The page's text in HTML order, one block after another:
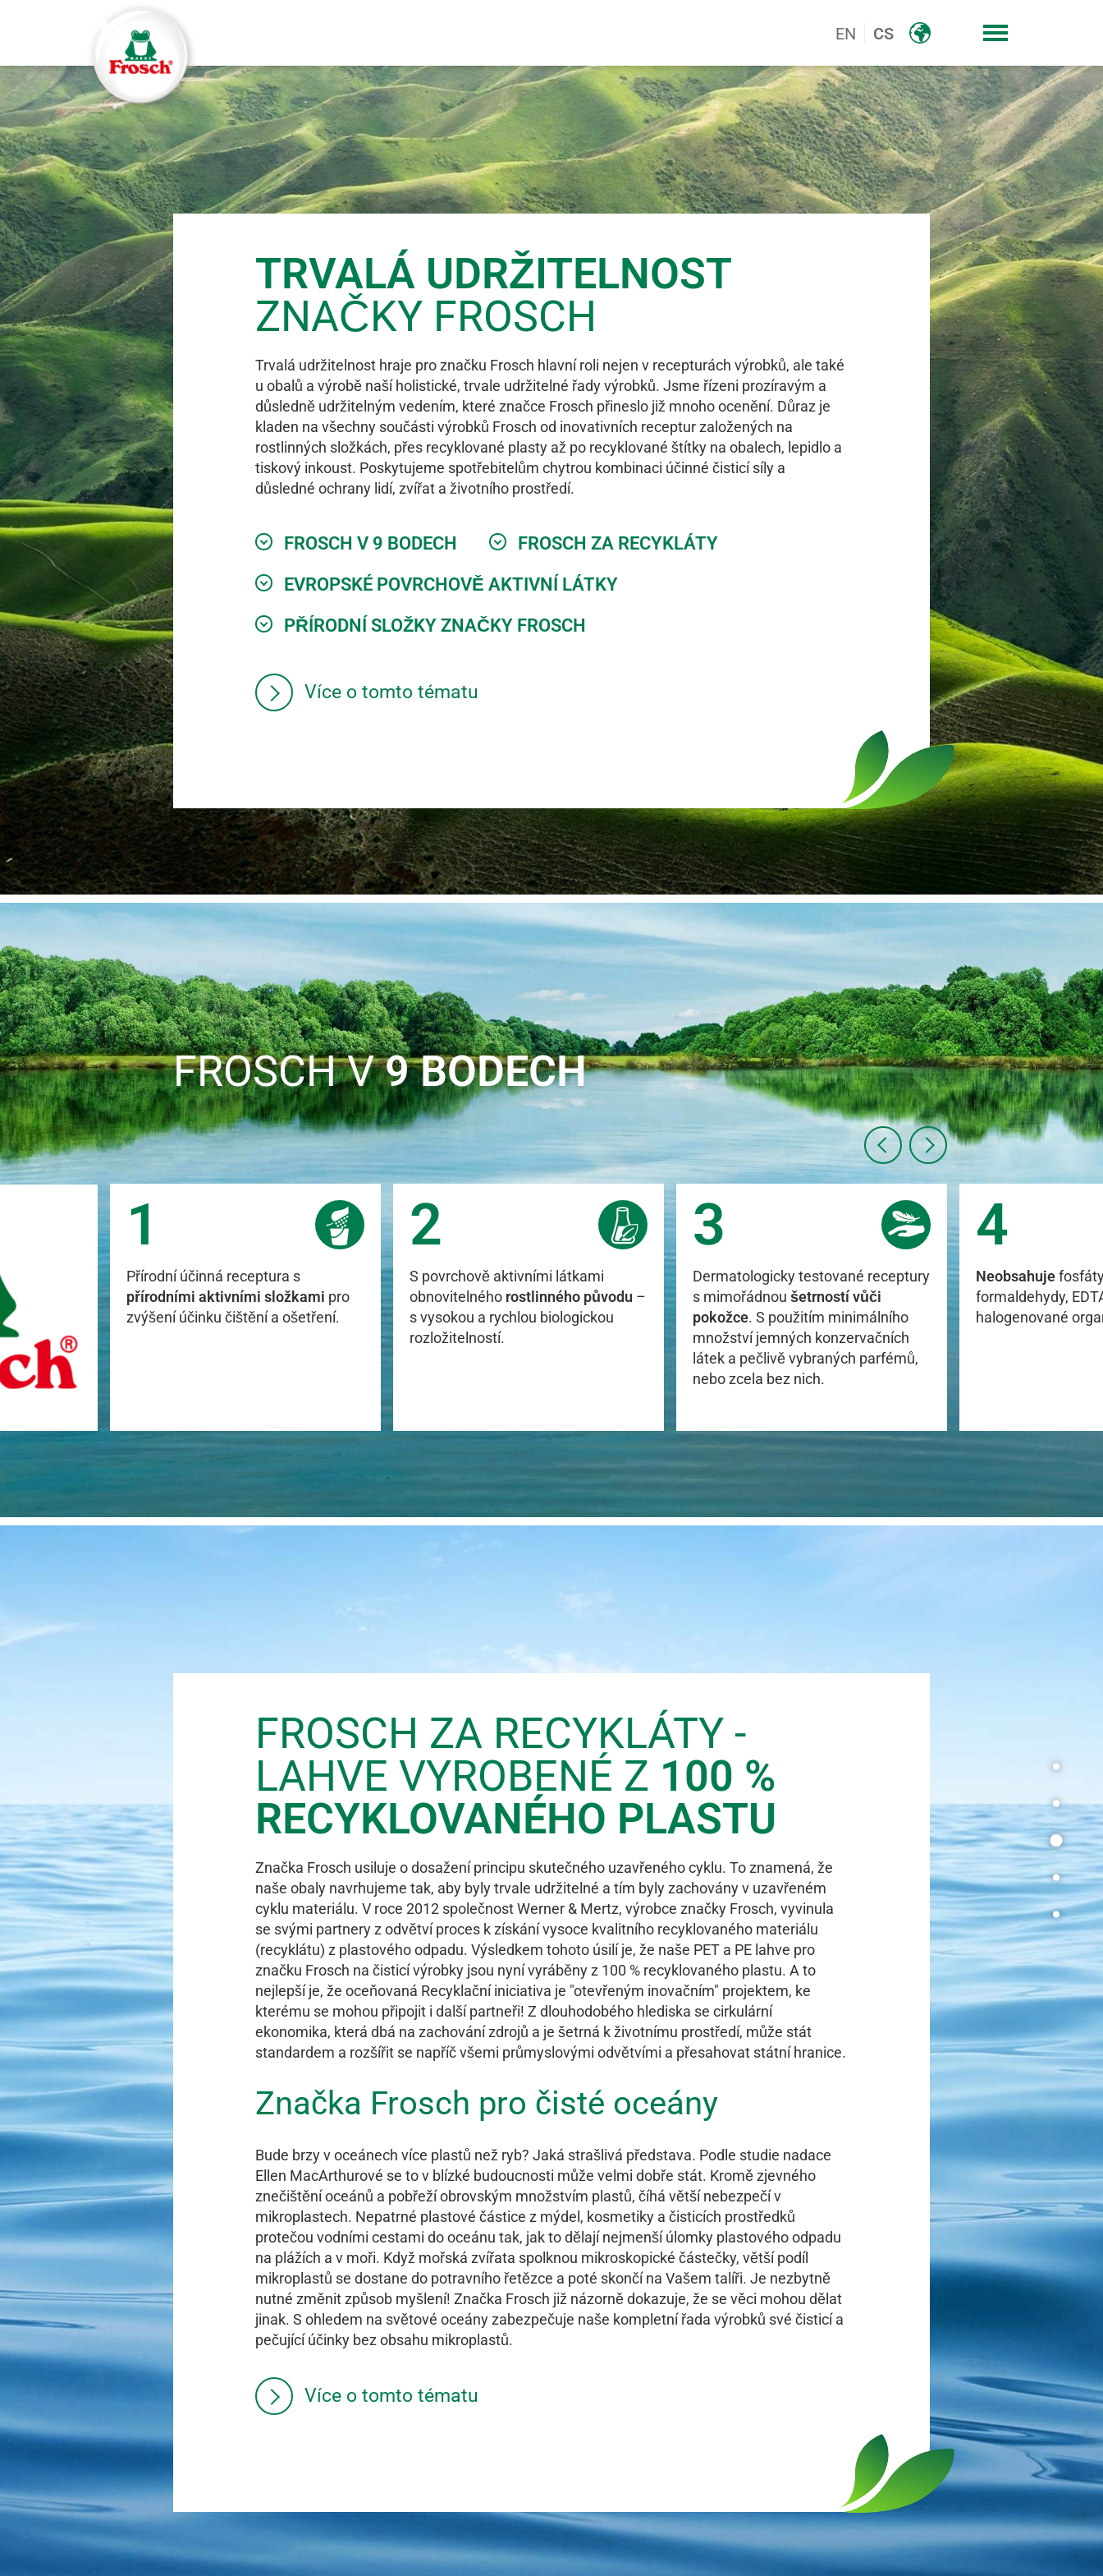
Logo, Marke Frosch® EN CS
TRVALÁ UDRŽITELNOST
ZNAČKY FROSCH
Trvalá udržitelnost hraje pro značku Frosch hlavní roli nejen v recepturách výrobků, ale také
u obalů a výrobě naší holistické, trvale udržitelné řady výrobků. Jsme řízeni prozíravým a
důsledně udržitelným vedením, které značce Frosch přineslo již mnoho ocenění. Důraz je
kladen na všechny součásti výrobků Frosch od inovativních receptur založených na
rostlinných složkách, přes recyklované plasty až po recyklované štítky na obalech, lepidlo a
tiskový inkoust. Poskytujeme spotřebitelům chytrou kombinaci účinné čisticí síly a
důsledné ochrany lidí, zvířat a životního prostředí.
FROSCH V 9 BO­DECH
FROSCH ZA RECYKLÁ­TY
EV­ROP­SKÉ PO­VR­CHO­VĚ AK­TIV­NÍ LÁTKY
PŘÍ­ROD­NÍ SLOŽ­KY ZNAČ­KY FROSCH
Více o tomto tématu
FROSCH V9 BODECH
1
Přírodní účinná receptura s
přírodními aktivními složkami pro
zvýšení účinku čištění a ošetření.
2
S povrchově aktivními látkami
obnovitelného rostlinného původu –
s vysokou a rychlou biologickou
rozložitelností.
3
Dermatologicky testované receptury
s mimořádnoušetrností vůči
pokožce. S použitím minimálního
množství jemných konzervačních
látek a pečlivě vybraných parfémů,
nebo zcela bez nich.
4
Neobsahuje
formaldehydy,
halogenované
FROSCH ZA RECYKLÁTY -
LAHVE VYROBENÉ Z 100 %
RECYKLOVANÉHO PLASTU
Značka Frosch usiluje o dosažení principu skutečného uzavřeného cyklu. To znamená, že
naše obaly navrhujeme tak, aby byly trvale udržitelné a tím byly zachovány v uzavřeném
cyklu materiálu. V roce 2012 společnost Werner & Mertz, výrobce značky Frosch, vyvinula
se svými partnery z odvětví proces k získání vysoce kvalitního recyklovaného materiálu
(recyklátu) z plastového odpadu. Výsledkem tohoto úsilí je, že naše PET a PE lahve pro
značku Frosch na čisticí výrobky jsou nyní vyráběny z 100 % recyklovaného plastu. A to
nejlepší je, že oceňovaná Recyklační iniciativa je "otevřeným inovačním" projektem, ke
kterému se mohou připojit i další partneři! Z dlouhodobého hlediska se cirkulární
ekonomika, která dbá na zachování zdrojů a je šetrná k životnímu prostředí, může stát
standardem a rozšířit se napříč všemi průmyslovými odvětvími a přesahovat státní hranice.
Značka Frosch pro čisté oceány
Bude brzy v oceánech více plastů než ryb? Jaká strašlivá představa. Podle studie nadace
Ellen MacArthurové se to v blízké budoucnosti může velmi dobře stát. Kromě zjevného
znečištění oceánů a pobřeží obrovským množstvím plastů, číhá větší nebezpečí v
mikroplastech. Nepatrné plastové částice z mýdel, kosmetiky a čisticích prostředků
protečou vodními cestami do oceánu tak, jak to dělají nejmenší úlomky plastového odpadu
na plážích a v moři. Když mořská zvířata spolknou mikroskopické částečky, větší podíl
mikroplastů se dostane do potravního řetězce a poté skončí na Vašem talíři. Je nezbytně
nutné změnit způsob myšlení! Značka Frosch již názorně dokazuje, že se věci mohou dělat
jinak. S ohledem na světové oceány zabezpečuje naše kompletní řada výrobků své čisticí a
pečující účinky bez obsahu mikroplastů.
Více o tomto tématu